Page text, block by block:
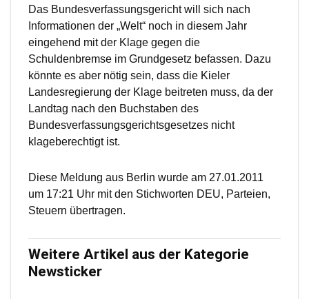
Das Bundesverfassungsgericht will sich nach
Informationen der „Welt“ noch in diesem Jahr
eingehend mit der Klage gegen die
Schuldenbremse im Grundgesetz befassen. Dazu
könnte es aber nötig sein, dass die Kieler
Landesregierung der Klage beitreten muss, da der
Landtag nach den Buchstaben des
Bundesverfassungsgerichtsgesetzes nicht
klageberechtigt ist.
Diese Meldung aus Berlin wurde am 27.01.2011
um 17:21 Uhr mit den Stichworten DEU, Parteien,
Steuern übertragen.
Weitere Artikel aus der Kategorie
Newsticker